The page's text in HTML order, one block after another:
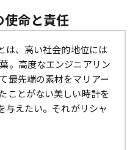
使命と責任
は、高い社会的地位には
。高度なエンジニアリン
最先端の素材をマリアー
ことがない美しい時計を
与えたい。それがリシャ